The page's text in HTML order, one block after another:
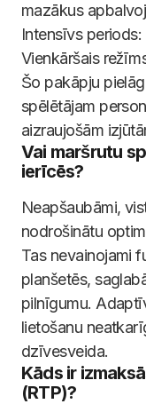
mazākus
Intensīvs
Vienkāršais
Šo pakāpju
spēlētājam
aizraujošām
Vai maršrutu
ierīcēs?
Neapšaubāmi,
nodrošinātu
Tas nevainojami
planšetēs,
pilnīgumu.
lietošanu
dzīvesveida.
Kāds ir
(RTP)?